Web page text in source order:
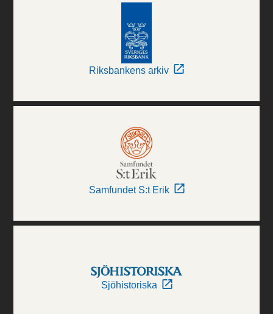
Riksbankens arkiv
Samfundet S:t Erik
Sjöhistoriska